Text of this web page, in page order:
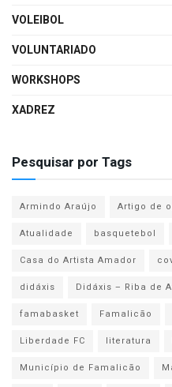
VOLEIBOL
VOLUNTARIADO
WORKSHOPS
XADREZ
Pesquisar por Tags
Armindo Araújo Artigo de
Atualidade
basquetebol
Casa do Artista Amador
didáxis
Didáxis – Riba de
famabasket
Famalicão
Liberdade FC
literatura
Município de Famalicão